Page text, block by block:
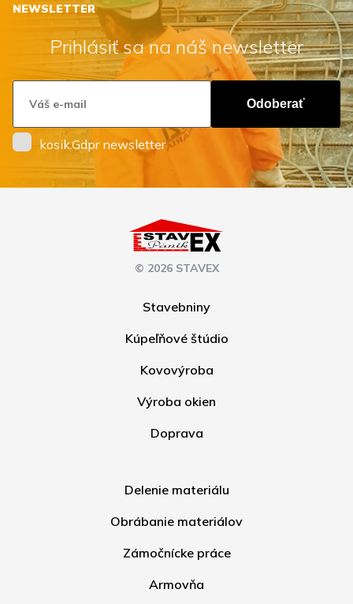
NEWSLETTER
Prihlásiť sa na náš newsletter
Odoberať
kosik.Gdpr newsletter
© 2026 STAVEX
Stavebniny
Kúpeľňové štúdio
Kovovýroba
Výroba okien
Doprava
Delenie materiálu
Obrábanie materiálov
Zámočnícke práce
Armovňa